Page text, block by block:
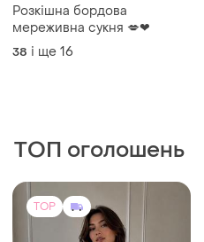
Розкішна бордова
мереживна сукня 💋❤
38 і ще 16
ТОП оголошень
TOP